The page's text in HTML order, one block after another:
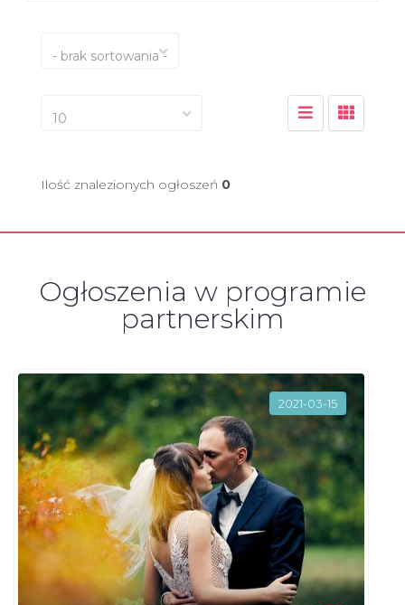
- brak sortowania -
10
Ilość znalezionych ogłoszeń 0
Ogłoszenia w programie
partnerskim
2021-03-15